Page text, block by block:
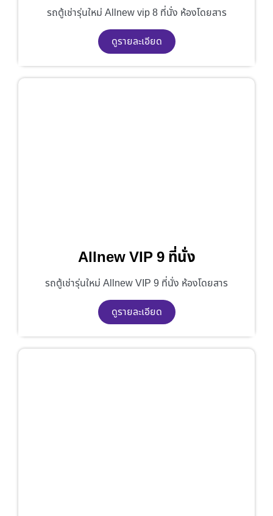
รถตู้เช่ารุ่นใหม่ Allnew vip 8 ที่นั่ง ห้องโดยสาร
ดูรายละเอียด
Allnew VIP 9 ที่นั่ง
รถตู้เช่ารุ่นใหม่ Allnew VIP 9 ที่นั่ง ห้องโดยสาร
ดูรายละเอียด